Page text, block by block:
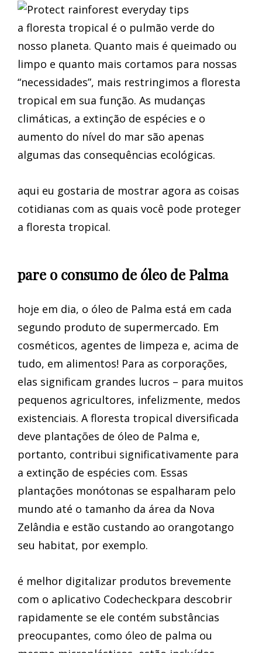
a floresta tropical é o pulmão verde do
nosso planeta. Quanto mais é queimado ou
limpo e quanto mais cortamos para nossas
“necessidades”, mais restringimos a floresta
tropical em sua função. As mudanças
climáticas, a extinção de espécies e o
aumento do nível do mar são apenas
algumas das consequências ecológicas.
aqui eu gostaria de mostrar agora as coisas
cotidianas com as quais você pode proteger
a floresta tropical.
pare o consumo de óleo de Palma
hoje em dia, o óleo de Palma está em cada
segundo produto de supermercado. Em
cosméticos, agentes de limpeza e, acima de
tudo, em alimentos! Para as corporações,
elas significam grandes lucros – para muitos
pequenos agricultores, infelizmente, medos
existenciais. A floresta tropical diversificada
deve plantações de óleo de Palma e,
portanto, contribui significativamente para
a extinção de espécies com. Essas
plantações monótonas se espalharam pelo
mundo até o tamanho da área da Nova
Zelândia e estão custando ao orangotango
seu habitat, por exemplo.
é melhor digitalizar produtos brevemente
com o aplicativo Codecheckpara descobrir
rapidamente se ele contém substâncias
preocupantes, como óleo de palma ou